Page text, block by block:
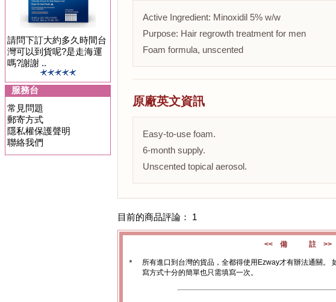
請問下訂大約多久時間台
灣可以到貨呢?是走海運
嗎?謝謝 ..
服務台
常見問題
郵寄方式
隱私權保護聲明
聯絡我們
Active Ingredient: Minoxidil 5% w/w
Purpose: Hair regrowth treatment for men
Foam formula, unscented
原廠英文資訊
Easy-to-use foam.
6-month supply.
Unscented topical aerosol.
目前的商品評論： 1
<< 備 註 >>
＊
所有進口到台灣的貨品，全都得使用Ezway才有辦法通關。
寫方式十分的簡單也只需填寫一次。